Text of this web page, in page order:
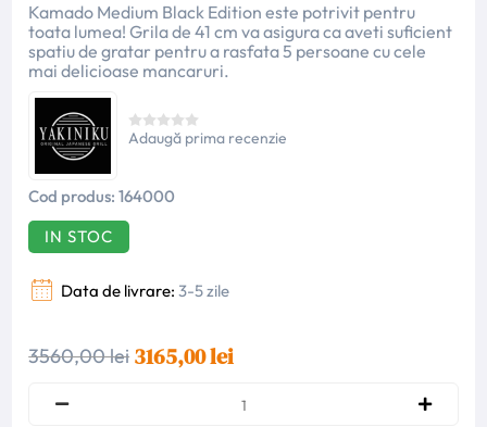
Kamado Medium Black Edition este potrivit pentru
toata lumea! Grila de 41 cm va asigura ca aveti suficient
spatiu de gratar pentru a rasfata 5 persoane cu cele
mai delicioase mancaruri.
Adaugă prima recenzie
Cod produs: 164000
IN STOC
Data de livrare: 3-5 zile
3560,00 lei 3165,00 lei